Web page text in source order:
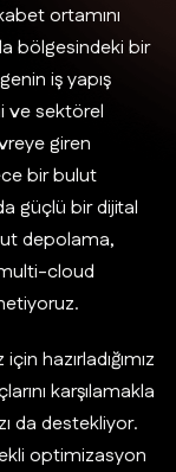
ortamını
bölgesindeki bir
iş yapış
ve sektörel
giren
bir bulut
güçlü bir dijital
depolama,
cloud
hazırladığımız
karşılamakla
da destekliyor.
optimizasyon